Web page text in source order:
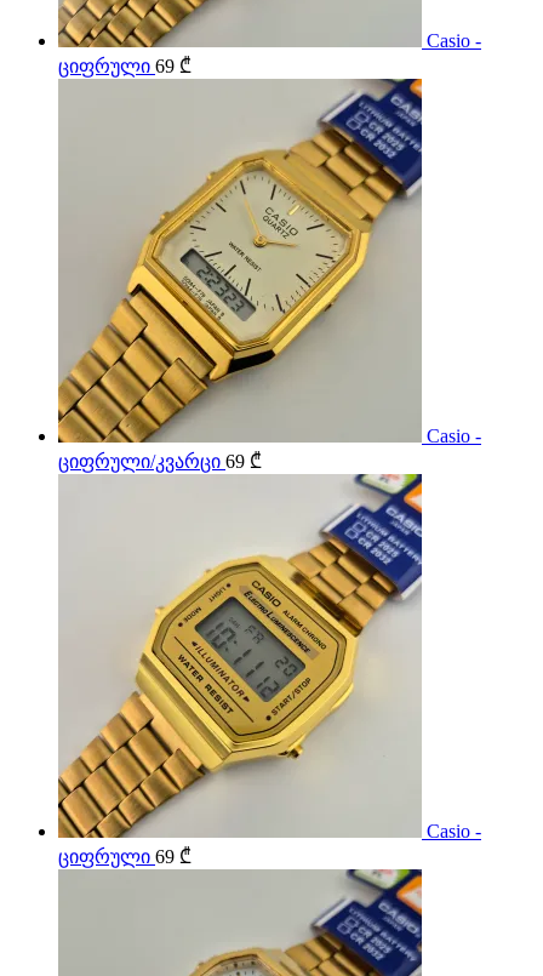
Casio -
ციფრული 69 ₾
Casio -
ციფრული/კვარცი 69 ₾
Casio -
ციფრული 69 ₾